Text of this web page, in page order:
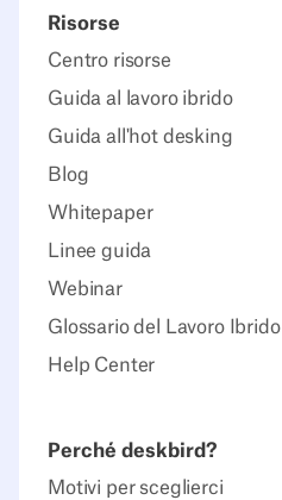
Risorse
Centro risorse
Guida al lavoro ibrido
Guida all'hot desking
Blog
Whitepaper
Linee guida
Webinar
Glossario del Lavoro Ibrido
Help Center
Perché deskbird?
Motivi per sceglierci